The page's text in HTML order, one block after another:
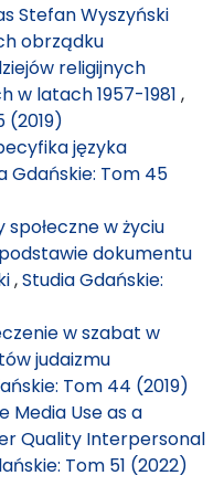
Stefan Wyszyński
obrządku
religijnych
w latach 1957-1981 ,
(2019)
języka
Gdańskie: Tom 45
społeczne w życiu
dokumentu
,Studia Gdańskie:
w szabat w
judaizmu
Tom 44 (2019)
Media Use as a
Quality Interpersonal
Tom 51 (2022)